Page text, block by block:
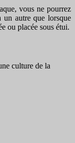
vous ne pourrez
un autre que lorsque
ou placée sous étui.
culture de la